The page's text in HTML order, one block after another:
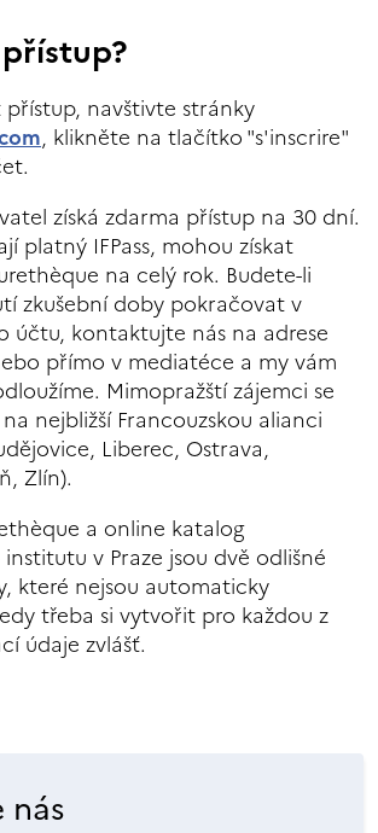
přístup, navštivte stránky
, klikněte na tlačítko "s'inscrire"
získá zdarma přístup na 30 dní.
platný IFPass, mohou získat
na celý rok. Budete-li
zkušební doby pokračovat v
účtu, kontaktujte nás na adrese
přímo v mediatéce a my vám
Mimopražští zájemci se
nejbližší Francouzskou alianci
Liberec, Ostrava,
Zlín).
a online katalog
v Praze jsou dvě odlišné
které nejsou automaticky
třeba si vytvořit pro každou z
údaje zvlášť.
nás